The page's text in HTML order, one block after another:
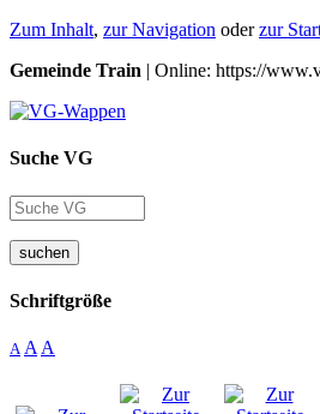
Zum Inhalt, zur Navigation oderzur
Gemeinde Train | Online: https://
Suche VG
suchen
Schriftgröße
A A A